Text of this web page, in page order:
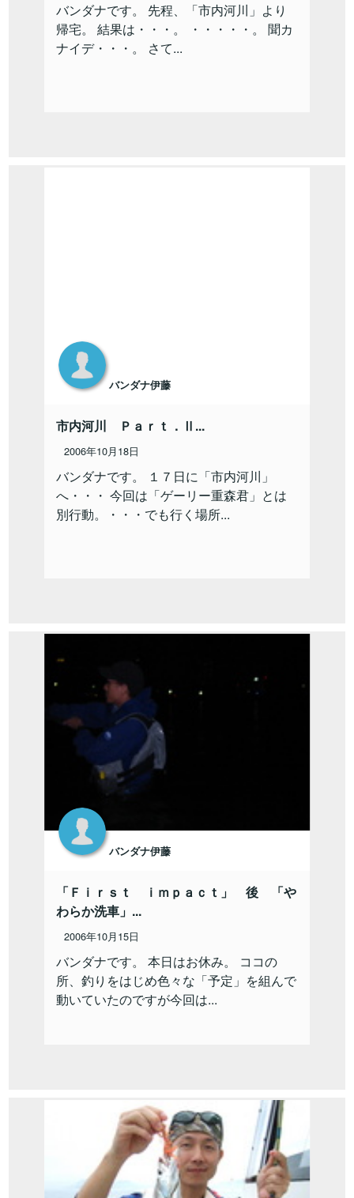
バンダナです。 先程、「市内河川」より
帰宅。 結果は・・・。 ・・・・・。 聞カ
ナイデ・・・。 さて...
バンダナ伊藤
市内河川 Ｐａｒｔ．Ⅱ...
2006年10月18日
バンダナです。 １７日に「市内河川」
へ・・・ 今回は「ゲーリー重森君」とは
別行動。・・・でも行く場所...
バンダナ伊藤
「Ｆｉｒｓｔ ｉｍｐａｃｔ」 後 「や
わらか洗車」...
2006年10月15日
バンダナです。 本日はお休み。 ココの
所、釣りをはじめ色々な「予定」を組んで
動いていたのですが今回は...